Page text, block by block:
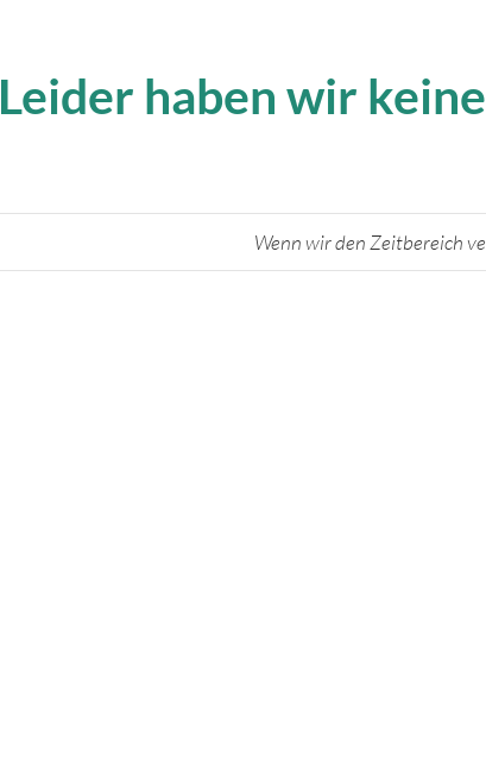
Leider haben wir
Wenn wir den Zeitbereich